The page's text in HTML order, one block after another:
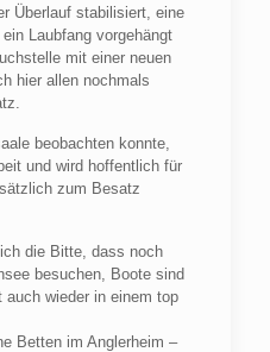
Überlauf stabilisiert, eine
Laubfang vorgehängt
mit einer neuen
hier allen nochmals
beobachten konnte,
und wird hoffentlich für
zum Besatz
die Bitte, dass noch
besuchen, Boote sind
auch wieder in einem top
Betten im Anglerheim –